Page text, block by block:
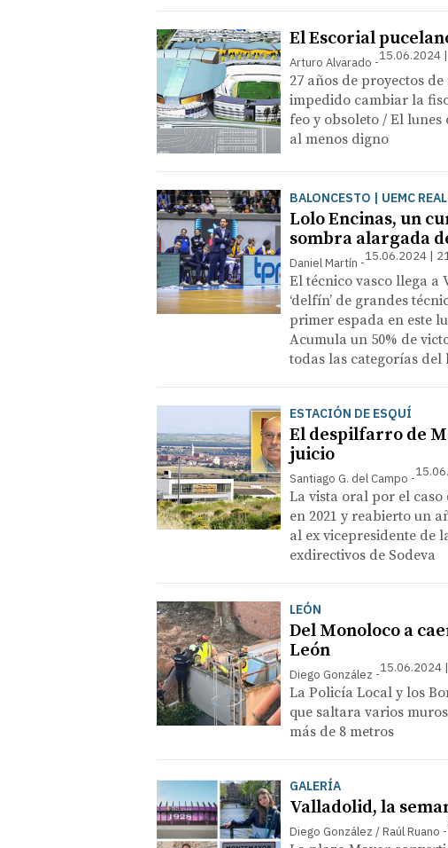
El Escorial
Arturo Alvarado 15.06.2024
27 años de proyectos
impedido cambiar la
feo y obsoleto / El
al menos digno
BALONCESTO | UEMC
Lolo Encinas, un
sombra alargada
Daniel Martín 15.06.2024 |
El técnico vasco llega
‘delfín’ de grandes
primer espada en este
​Acumula un 50% de
todas las categorías del
ESTACIÓN DE ESQUÍ
El despilfarro de
juicio
Santiago G. del Campo
La vista oral por el
en 2021 y reabierto un
al ex vicepresidente de
exdirectivos de Sodeva
LEÓN
Del Monoloco a
León
Diego González 15.06.2024
La Policía Local y los
que saltara varios
más de 8 metros
GALERÍA
Valladolid, la
Diego González / Raúl Ruano